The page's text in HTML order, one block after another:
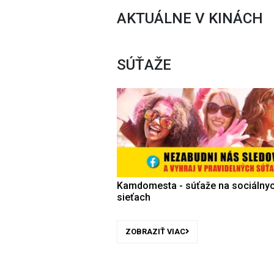
AKTUÁLNE V KINÁCH
SÚŤAŽE
Kamdomesta - súťaže na
sieťach
ZOBRAZIŤ VIAC